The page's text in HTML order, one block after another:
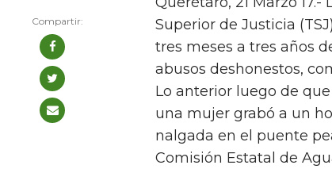
Superior de Justicia
tres meses a tres años
abusos deshonestos,
Lo anterior luego de
una mujer grabó a un
nalgada en el puente
Comisión Estatal de